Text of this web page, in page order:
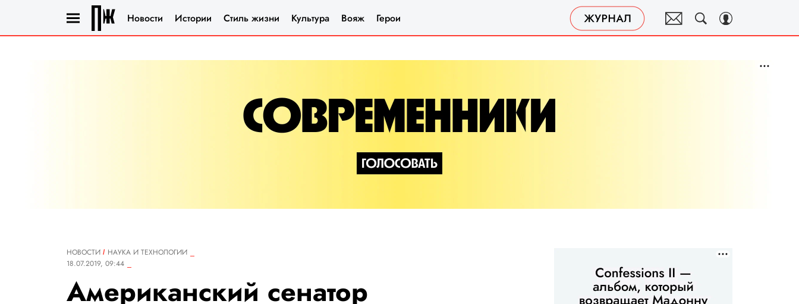
Новости Истории Стиль жизни Культура Вояж Герои
НОВОСТИ
НАУКА И ТЕХНОЛОГИИ
18.07.2019, 09:44
Американский сенатор